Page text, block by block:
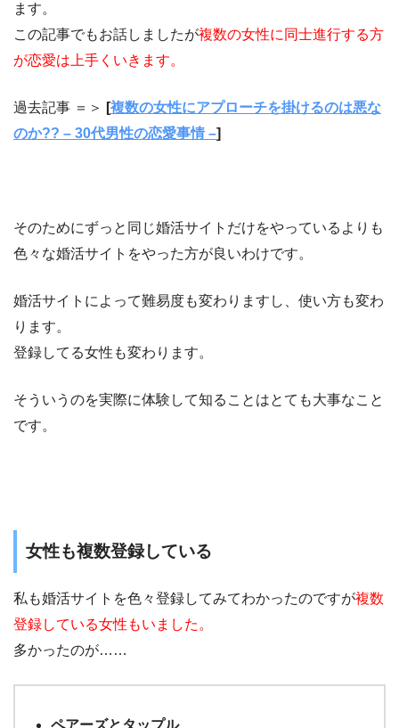
ます。
この記事でもお話しましたが複数の女性に同士進行する方
が恋愛は上手くいきます。
過去記事 ＝＞ [複数の女性にアプローチを掛けるのは悪な
のか?? – 30代男性の恋愛事情 –]
そのためにずっと同じ婚活サイトだけをやっているよりも
色々な婚活サイトをやった方が良いわけです。
婚活サイトによって難易度も変わりますし、使い方も変わ
ります。
登録してる女性も変わります。
そういうのを実際に体験して知ることはとても大事なこと
です。
女性も複数登録している
私も婚活サイトを色々登録してみてわかったのですが複数
登録している女性もいました。
多かったのが……
ペアーズとタップル